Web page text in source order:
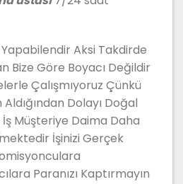
Yapabilendir Aksi Takdirde
Bize Göre Boyacı Değildir
Çalışmıyoruz Çünkü
Dolayı Doğal
İş Müşteriye Daima Daha
İşinizi Gerçek
Paranızı Kaptırmayın